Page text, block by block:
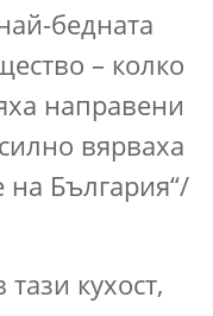
бедната
– колко
направени
вярваха
България“/
кухост,